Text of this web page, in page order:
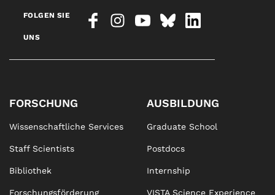
FOLGEN SIE
UNS
FORSCHUNG
Wissenschaftliche Services
Staff Scientists
Bibliothek
Forschungsförderung
AUSBILDUNG
Graduate School
Postdocs
Internship
VISTA Science Experience